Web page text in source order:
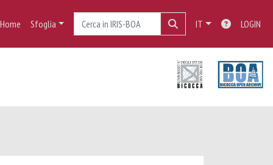
Home Sfoglia IT LOGIN